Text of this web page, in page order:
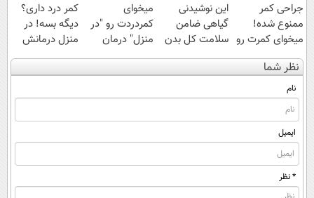
جراحی کمر
ممنوع شده!
میخوای کمرت رو
در منزل درمان
کنی؟
((پرسش‌نامه))
این نوشیدنی
گیاهی ضامن
سلامت کل بدن
مخصوصا کبد
است
میخوای
کمردردت رو "در
منزل" درمان
کنی؟ (◂فیلم +
◂پرسش‌نامه)
کمر درد داری؟
دیگه بسه! در
منزل درمانش
کن
(◀پرسش‌نامه)
نظر شما
نام
ایمیل
* نظر